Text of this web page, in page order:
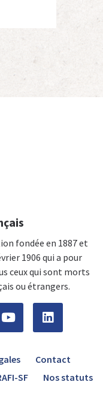
fondée en 1887 et
1906 qui a pour
ceux qui sont morts
ou étrangers.
Contact
SF Nos statuts